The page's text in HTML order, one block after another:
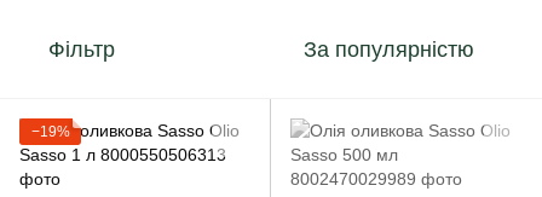
Фільтр За популярністю
−19%